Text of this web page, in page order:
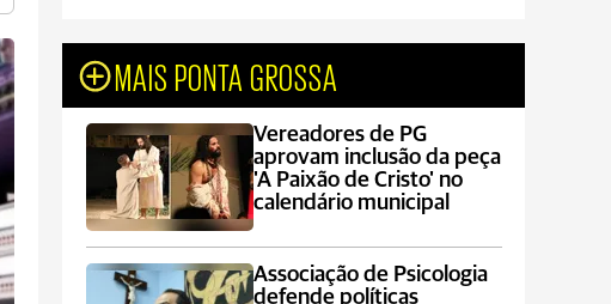
MAIS PONTA GROSSA
Vereadores de PG
aprovam inclusão da peça
'A Paixão de Cristo' no
calendário municipal
Associação de Psicologia
defende políticas